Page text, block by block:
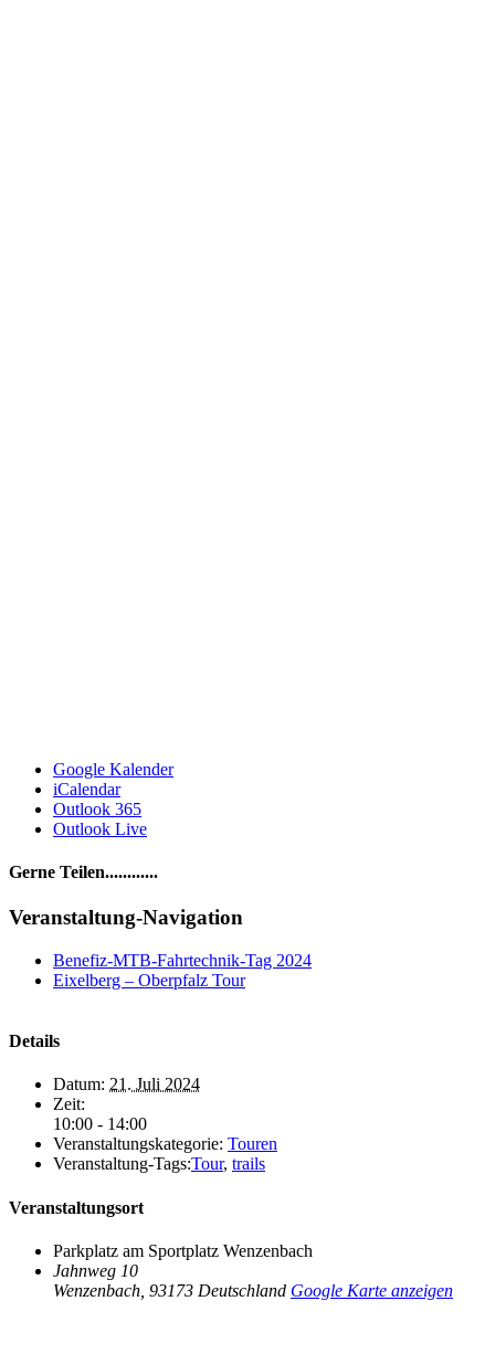
Google Kalender
iCalendar
Outlook 365
Outlook Live
Gerne Teilen............
Facebook
LinkedIn
WhatsApp
Telegram
E-
Veranstaltung-Navigation
Benefiz-MTB-Fahrtechnik-Tag 2024
Eixelberg – Oberpfalz Tour
Details
Datum: 21. Juli 2024
Zeit:
10:00 - 14:00
Veranstaltungskategorie: Touren
Veranstaltung-Tags:Tour, trails
Veranstaltungsort
Parkplatz am Sportplatz Wenzenbach
Jahnweg 10
Wenzenbach 93173 Deutschland Google Karte anzeigen